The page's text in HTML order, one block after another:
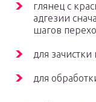
глянец с
адгезии
шагов
для
для